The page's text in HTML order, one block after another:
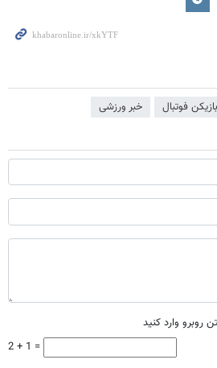
بازیکن فوتبال خبر ورزشی
روبرو وارد کنید
2 + 1 =